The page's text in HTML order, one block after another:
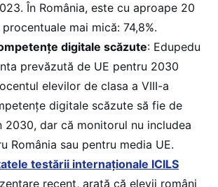
În România, este cu aproape 20
mai mică: 74,8%.
digitale scăzute: Edupedu
prevăzută de UE pentru 2030
elevilor de clasa a VIII-a
digitale scăzute să fie de
2030, dar că monitorul nu includea
România sau pentru media UE.
testării internaționale ICILS
recent, arată că elevii români